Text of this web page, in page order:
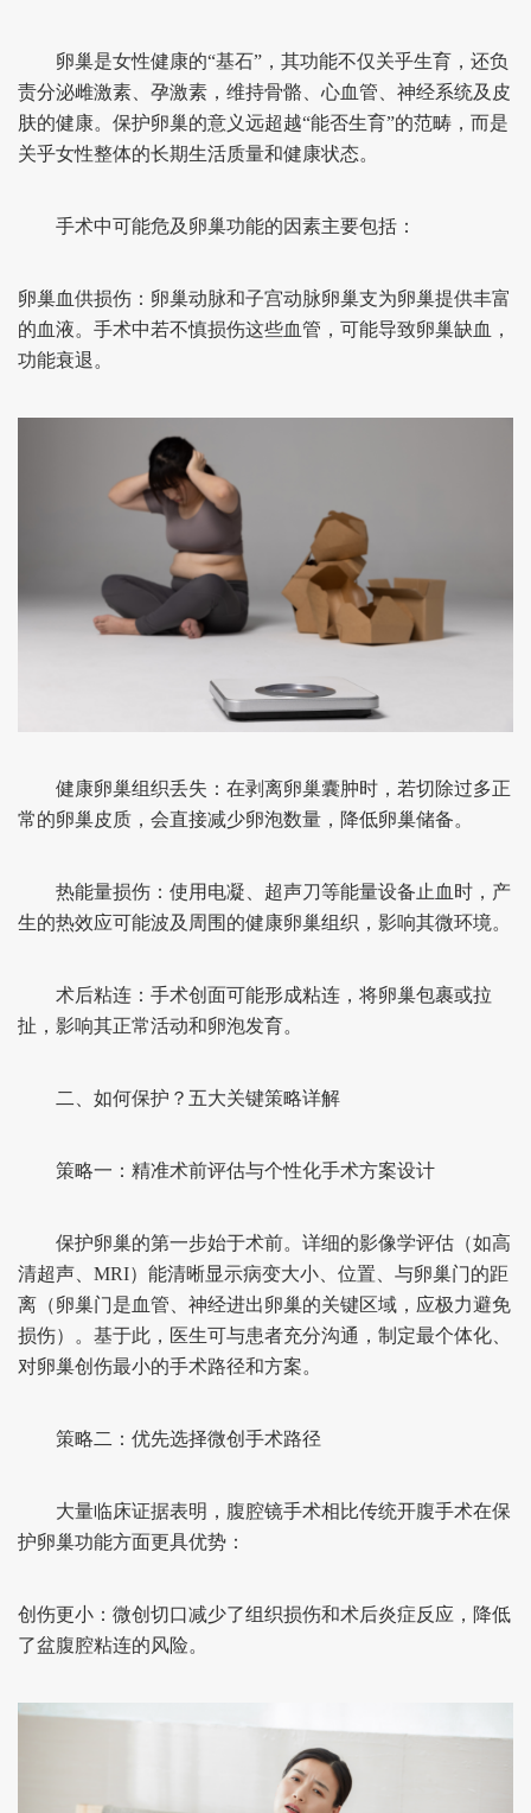
卵巢是女性健康的“基石”，其功能不仅关乎生育，还负
责分泌雌激素、孕激素，维持骨骼、心血管、神经系统及皮
肤的健康。保护卵巢的意义远超越“能否生育”的范畴，而是
关乎女性整体的长期生活质量和健康状态。
手术中可能危及卵巢功能的因素主要包括：
卵巢血供损伤：卵巢动脉和子宫动脉卵巢支为卵巢提供丰富
的血液。手术中若不慎损伤这些血管，可能导致卵巢缺血，
功能衰退。
健康卵巢组织丢失：在剥离卵巢囊肿时，若切除过多正
常的卵巢皮质，会直接减少卵泡数量，降低卵巢储备。
热能量损伤：使用电凝、超声刀等能量设备止血时，产
生的热效应可能波及周围的健康卵巢组织，影响其微环境。
术后粘连：手术创面可能形成粘连，将卵巢包裹或拉
扯，影响其正常活动和卵泡发育。
二、如何保护？五大关键策略详解
策略一：精准术前评估与个性化手术方案设计
保护卵巢的第一步始于术前。详细的影像学评估（如高
清超声、MRI）能清晰显示病变大小、位置、与卵巢门的距
离（卵巢门是血管、神经进出卵巢的关键区域，应极力避免
损伤）。基于此，医生可与患者充分沟通，制定最个体化、
对卵巢创伤最小的手术路径和方案。
策略二：优先选择微创手术路径
大量临床证据表明，腹腔镜手术相比传统开腹手术在保
护卵巢功能方面更具优势：
创伤更小：微创切口减少了组织损伤和术后炎症反应，降低
了盆腹腔粘连的风险。